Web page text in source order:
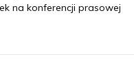
na konferencji prasowej